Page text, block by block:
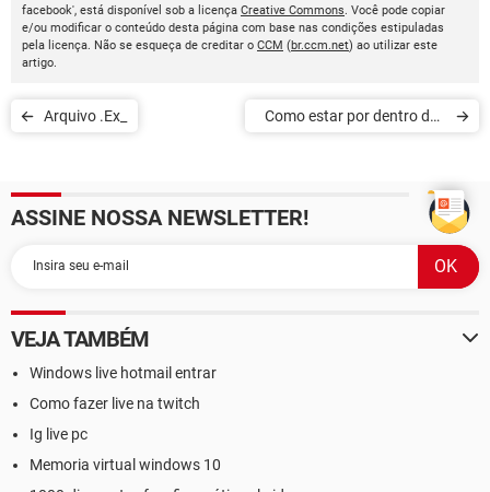
facebook', está disponível sob a licença Creative Commons. Você pode copiar
e/ou modificar o conteúdo desta página com base nas condições estipuladas
pela licença. Não se esqueça de creditar o CCM (br.ccm.net) ao utilizar este
artigo.
Arquivo .Ex_
Como estar por dentro das
ASSINE NOSSA NEWSLETTER!
VEJA TAMBÉM
Windows live hotmail entrar
Como fazer live na twitch
Ig live pc
Memoria virtual windows 10